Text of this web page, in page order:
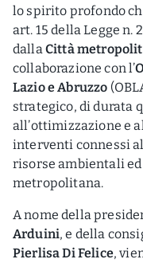
lo spirito profondo
art. 15 della Legge n.
dalla Città
collaborazione con l’
Lazio e Abruzzo
strategico, di durata
all’ottimizzazione e
interventi connessi
risorse ambientali ed
metropolitana.
A nome della
Arduini, e della
Pierlisa Di Felice,